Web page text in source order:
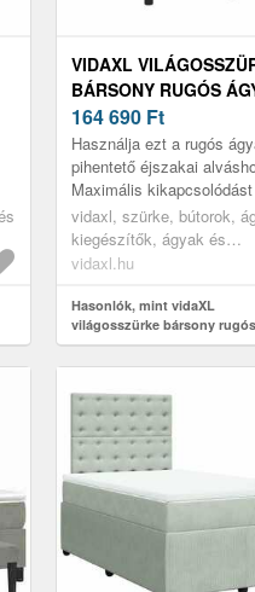
VIDAXL
BÁRSONY RUGÓS
MATRACCAL 120 X
164 690 Ft
Használja ezt a rugós
pihentető éjszakai
Maximális
kellemes alvást kínál.
vidaxl, szürke, bútorok,
kiegészítők, ágyak és
ágykeretek
vidaxl.hu
Hasonlók, mint vidaXL
világosszürke bársony
matraccal 120 x 190 cm